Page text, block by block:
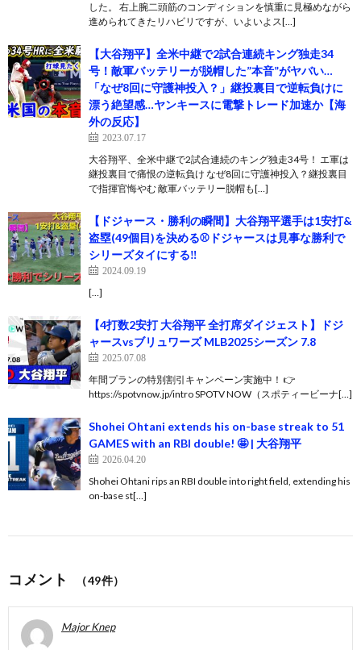
した。 右上腕二頭筋のコンディションを慎重に見極めながら
進められてきたリハビリですが、いよいよス[…]
【大谷翔平】全米中継で2試合連続キング独走34
号！敵軍バッテリーが脱帽した”本音”がヤバい…
「なぜ8回に守護神投入？」継投裏目で逆転負けに
漂う絶望感…ヤンキースに電撃トレード加速か【海
外の反応】
2023.07.17
大谷翔平、全米中継で2試合連続のキング独走34号！ エ軍は
継投裏目で痛恨の逆転負け なぜ8回に守護神投入？継投裏目
で指揮官悔やむ 敵軍バッテリー脱帽も[…]
【ドジャース・勝利の瞬間】大谷翔平選手は1安打&
盗塁(49個目)を決める⚾️ドジャースは見事な勝利で
シリーズタイにする‼️
2024.09.19
[…]
【4打数2安打 大谷翔平 全打席ダイジェスト】ドジ
ャースvsブリュワーズ MLB2025シーズン 7.8
2025.07.08
年間プランの特別割引キャンペーン実施中！ 👉
https://spotvnow.jp/intro SPOTV NOW（スポティービーナ[…]
Shohei Ohtani extends his on-base streak to 51
GAMES with an RBI double! 🤩 | 大谷翔平
2026.04.20
Shohei Ohtani rips an RBI double into right field, extending his
on-base st[…]
コメント （49件）
Major Knep